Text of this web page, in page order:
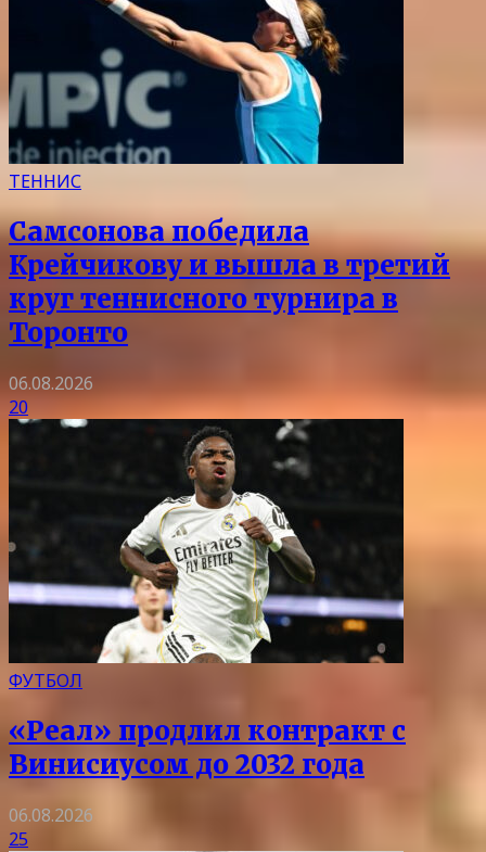
ТЕННИС
Самсонова победила
Крейчикову и вышла в третий
круг теннисного турнира в
Торонто
06.08.2026
20
ФУТБОЛ
«Реал» продлил контракт с
Винисиусом до 2032 года
06.08.2026
25